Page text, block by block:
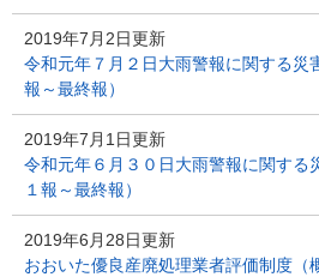
2019年7月2日更新
令和元年７月２日大雨警報に関する
報～最終報）
2019年7月1日更新
令和元年６月３０日大雨警報に関す
１報～最終報）
2019年6月28日更新
おおいた優良産廃処理業者評価制度（